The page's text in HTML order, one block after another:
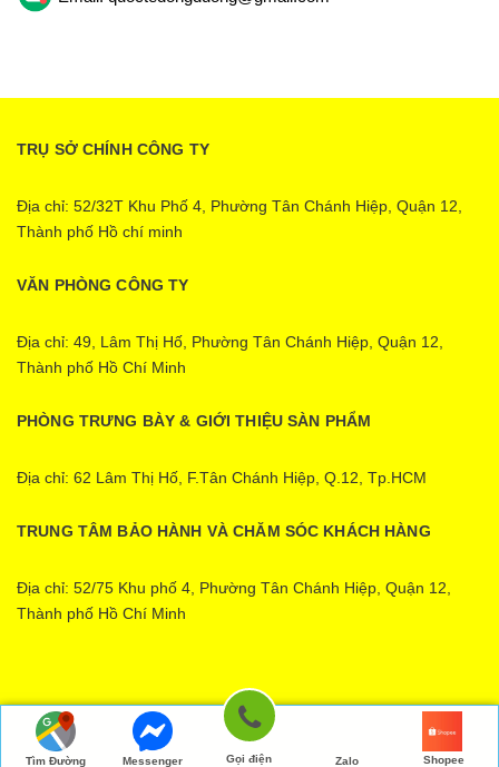
Tìm Đường Messenger Gọi điện Zalo Shopee
TRỤ SỞ CHÍNH CÔNG TY
Địa chỉ: 52/32T Khu Phố 4, Phường Tân Chánh Hiệp, Quận 12,
Thành phố Hồ chí minh
VĂN PHÒNG CÔNG TY
Địa chỉ: 49, Lâm Thị Hố, Phường Tân Chánh Hiệp, Quận 12,
Thành phố Hồ Chí Minh
PHÒNG TRƯNG BÀY & GIỚI THIỆU SÀN PHẨM
Địa chỉ: 62 Lâm Thị Hố, F.Tân Chánh Hiệp, Q.12, Tp.HCM
TRUNG TÂM BẢO HÀNH VÀ CHĂM SÓC KHÁCH HÀNG
Địa chỉ: 52/75 Khu phố 4, Phường Tân Chánh Hiệp, Quận 12,
Thành phố Hồ Chí Minh
Ecopower | Cung cấp bởi